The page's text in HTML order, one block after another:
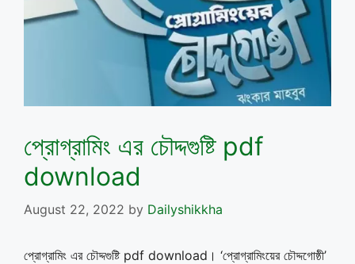
প্রোগ্রামিং এর চৌদ্দগুষ্টি pdf
download
August 22, 2022 by Dailyshikkha
প্রোগ্রামিং এর চৌদ্দগুষ্টি pdf download। ‘প্রোগ্রামিংয়ের চৌদ্দগোষ্ঠী’